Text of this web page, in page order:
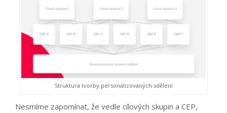
Struktura tvorby personalizovaných sdělení
Nesmíme zapomínat, že vedle cílových skupin a CEP,